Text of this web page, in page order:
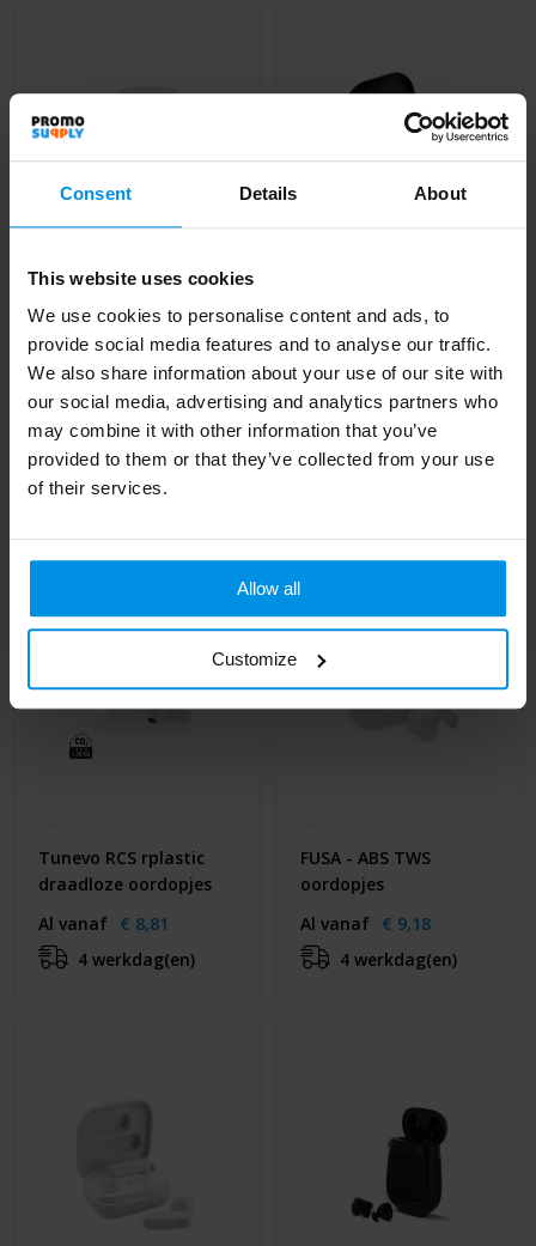
Consent Details About
This website uses cookies
We use cookies to personalise content and ads, to
provide social media features and to analyse our traffic.
We also share information about your use of our site with
our social media, advertising and analytics partners who
may combine it with other information that you’ve
provided to them or that they’ve collected from your use
of their services.
Allow all
Customize
TWS Oordopjes
bamboe
Al vanaf € 8,81
Fitsound RCS
gerecycled plastic open
ear TWS-oordopjes
Al vanaf € 8,81
4 werkdag(en)
Tunevo RCS rplastic
draadloze oordopjes
Al vanaf € 8,81
4 werkdag(en)
FUSA - ABS TWS
oordopjes
Al vanaf € 9,18
4 werkdag(en)